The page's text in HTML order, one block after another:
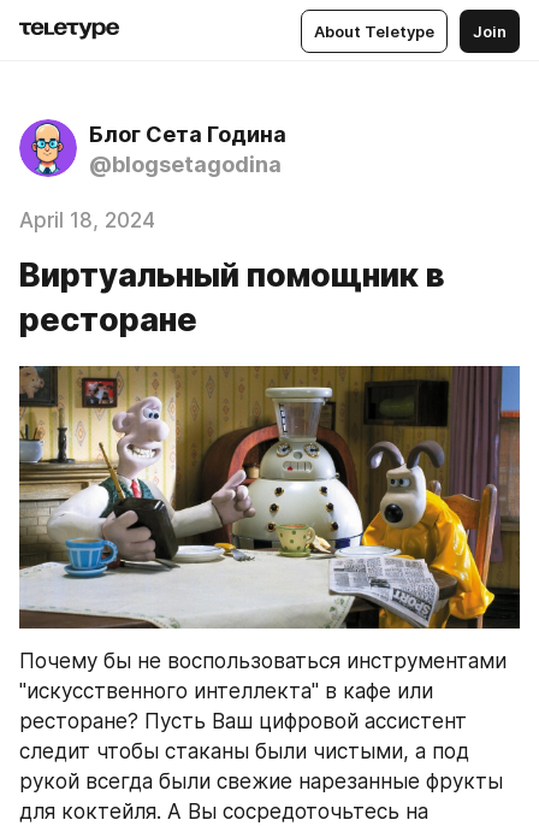
About Teletype Join
Блог Сета Година
@blogsetagodina
April 18, 2024
Виртуальный помощник в
ресторане
Почему бы не воспользоваться инструментами
"искусственного интеллекта" в кафе или
ресторане? Пусть Ваш цифровой ассистент
следит чтобы стаканы были чистыми, а под
рукой всегда были свежие нарезанные фрукты
для коктейля. А Вы сосредоточьтесь на